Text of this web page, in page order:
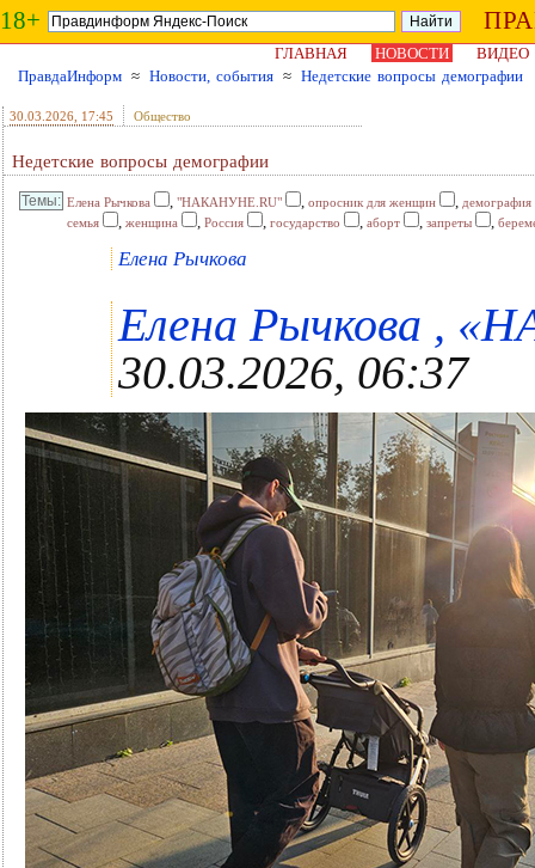
18+
ГЛАВНАЯ НОВОСТИ
ВИДЕО
ПравдаИнформ ≈ Новости, события ≈ Недетские вопросы демографии
30.03.2026 , 17:45 Общество
Недетские вопросы демографии
Елена Рычкова , "НАКАНУНЕ.RU" , опросник для женщин , демография
семья
, женщина , Россия , государство , аборт , запреты ,
Елена Рычкова
Елена Рычкова ,
30.03.2026, 06:37